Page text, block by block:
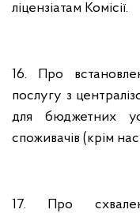
ліцензіатам Комісії.
16. Про
послугу з
для бюджетних
споживачів (крім
17. Про